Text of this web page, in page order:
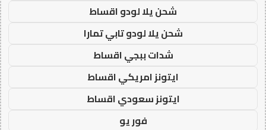
شحن يلا لودو اقساط
شحن يلا لودو تابي تمارا
شدات ببجي اقساط
ايتونز امريكي اقساط
ايتونز سعودي اقساط
فور يو